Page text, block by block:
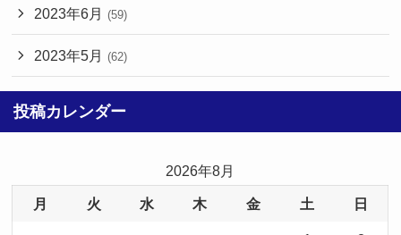
2023年6月 (59)
2023年5月 (62)
投稿カレンダー
2026年8月
月 火 水 木 金 土 日